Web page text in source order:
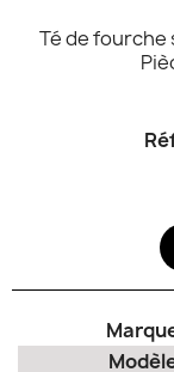
Té de fourche